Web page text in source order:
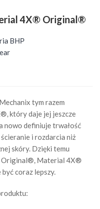
4X® Original®
BHP
tym razem
który daje jej jeszcze
nowo definiuje trwałość
i rozdarcia niż
skóry. Dzięki temu
Original®, Material 4X®
coraz lepszy.